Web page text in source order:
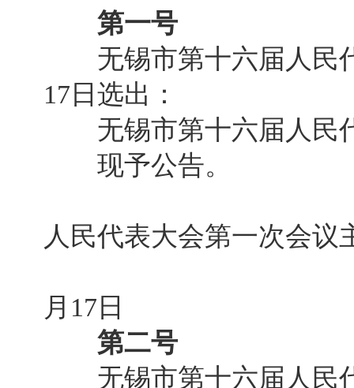
第一号
无锡市第十六届人民代
17日选出：
无锡市第十六届人民
现予公告。
人民代表大会第一次会议
月17日
第二号
无锡市第十六届人民代